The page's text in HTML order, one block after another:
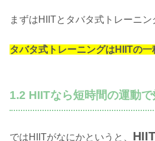
まずはHIITとタバタ式トレーニン
タバタ式トレーニングはHIITの一
1.2 HIITなら短時間の運動
ではHIITがなにかというと、